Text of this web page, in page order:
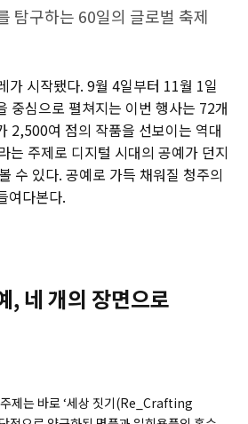
탐구하는 60일의 글로벌 축제
가 시작됐다. 9월 4일부터 11월 1일
중심으로 펼쳐지는 이번 행사는 72개
2,500여 점의 작품을 선보이는 역대
는 주제로 디지털 시대의 공예가 던지
수 있다. 공예로 가득 채워질 청주의
여다본다.
, 네 개의 장면으로
제는 바로 ‘세상 짓기(Re_Crafting